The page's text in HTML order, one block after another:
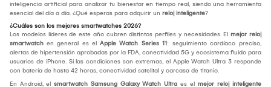
inteligencia artificial para analizar tu bienestar en tiempo real, siendo una herramienta
esencial del día a día. ¿Qué esperas para adquirir un reloj inteligente?
¿Cuáles son los mejores smartwatches 2026?
Los modelos líderes de este año cubren distintos perfiles y necesidades. El mejor reloj
smartwatch en general es el Apple Watch Series 11: seguimiento cardíaco preciso,
alertas de hipertensión aprobadas por la FDA, conectividad 5G y ecosistema fluido para
usuarios de iPhone. Si las condiciones son extremas, el Apple Watch Ultra 3 responde
con batería de hasta 42 horas, conectividad satelital y carcasa de titanio.
En Android, el smartwatch Samsung Galaxy Watch Ultra es el mejor reloj inteligente